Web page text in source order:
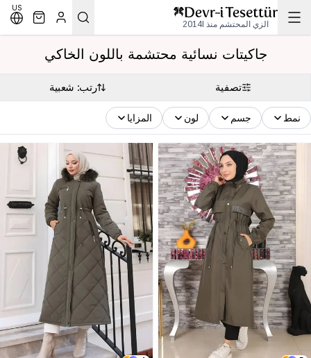
الزي المحتشم منذ 2014l
US
جاكيتات نسائية محتشمة باللون الخاكي
تصفية رتب: شعبية
نمط جسم لون المزايا